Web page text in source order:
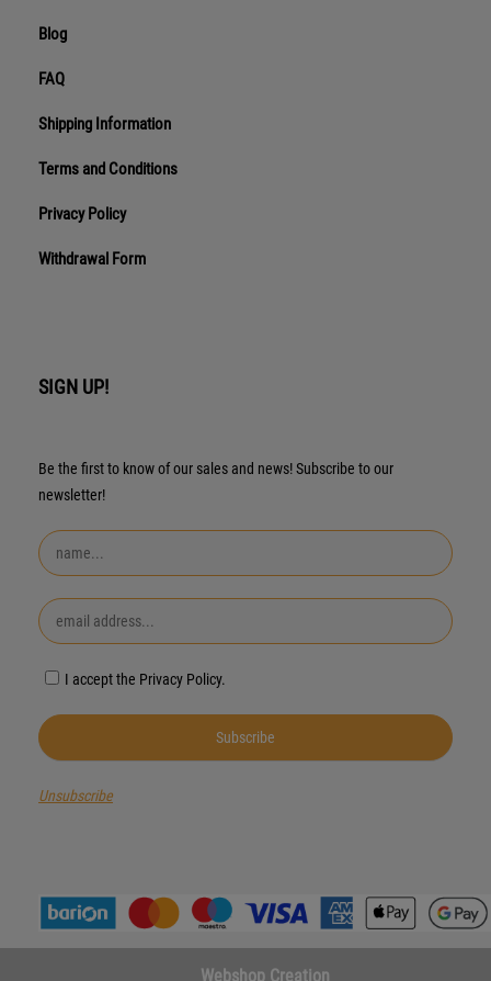
Blog
FAQ
Shipping Information
Terms and Conditions
Privacy Policy
Withdrawal Form
SIGN UP!
Be the first to know of our sales and news! Subscribe to our
newsletter!
I accept the Privacy Policy.
Unsubscribe
Webshop Creation